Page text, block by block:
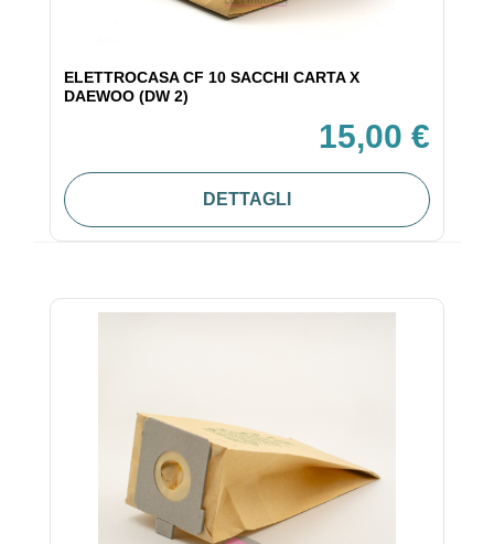
ELETTROCASA CF 10 SACCHI CARTA X
DAEWOO (DW 2)
15,00 €
DETTAGLI